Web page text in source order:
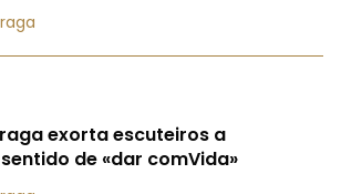
exorta escuteiros a
de «dar comVida»